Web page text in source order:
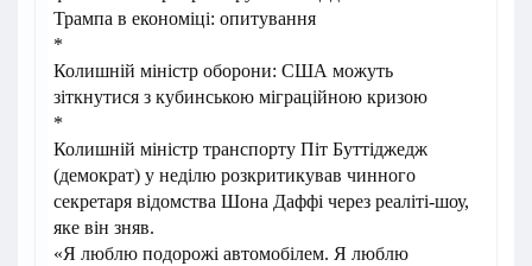
Трампа в економіці: опитування
*
Колишній міністр оборони: США можуть
зіткнутися з кубинською міграційною кризою
*
Колишній міністр транспорту Піт Буттіджедж
(демократ) у неділю розкритикував чинного
секретаря відомства Шона Даффі через реаліті-шоу,
яке він зняв.
«Я люблю подорожі автомобілем. Я люблю